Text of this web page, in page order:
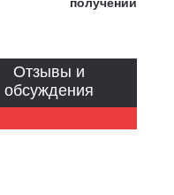
Отзывы и
обсуждения